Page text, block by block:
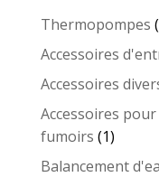
Thermopompes
Accessoires
Accessoires
Accessoires
fumoirs 11
produit
Balancement